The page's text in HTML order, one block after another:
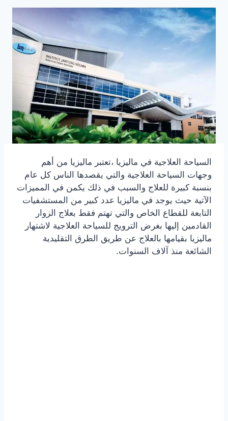
السياحة العلاجية في ماليزيا ،تعتبر ماليزيا من أهم
وجهات السياحة العلاجية والتي يقصدها الناس كل عام
بنسبة كبيرة للعلاج والسبب في ذلك يكمن في المميزات
الآتية حيث يوجد في ماليزيا عدد كبير من المستشفيات
التابعة للقطاع الخاص والتي تهتم فقط بعلاج الزوار
القادمين إليها بغرض الترويج للسياحة العلاجية لاشتهار
ماليزيا بقيامها بالعلاج عن طريق الطرق التقليدية
الشائعة منذ آلاف السنوات.